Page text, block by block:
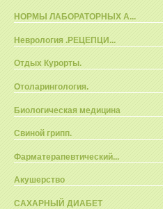
НОРМЫ ЛАБОРАТОРНЫХ А...
Неврология .РЕЦЕПЦИ...
Отдых Курорты.
Отоларингология.
Биологическая медицина
Свиной грипп.
Фарматерапевтический...
Акушерство
САХАРНЫЙ ДИАБЕТ